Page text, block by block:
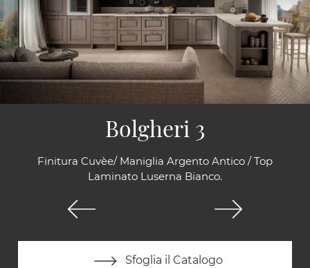
Finitura Cuvèe/ Maniglia Argento Antico / Top
Laminato Luserna Bianco.
Sfoglia il Catalogo
Bolgheri 3